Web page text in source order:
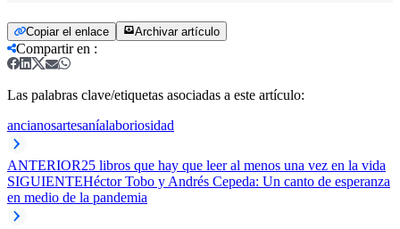
Copiar el enlace Archivar artículo
Compartir en :
Las palabras clave/etiquetas asociadas a este artículo:
ancianosartesaníalaboriosidad
ANTERIOR25 libros que hay que leer al menos una vez en la vida
SIGUIENTEHéctor Tobo y Andrés Cepeda: Un canto de esperanza
en medio de la pandemia